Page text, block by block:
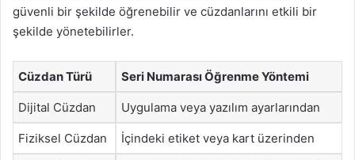
güvenli bir şekilde öğrenebilir ve cüzdanlarını etkili bir
şekilde yönetebilirler.
Cüzdan Türü Seri Numarası Öğrenme Yöntemi
Dijital Cüzdan Uygulama veya yazılım ayarlarından
Fiziksel Cüzdan İçindeki etiket veya kart üzerinden